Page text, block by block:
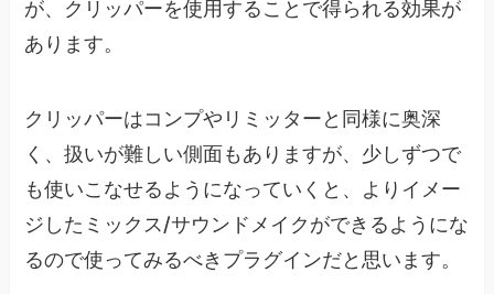
が、クリッパーを使用することで得られる効果が
あります。
クリッパーはコンプやリミッターと同様に奥深
く、扱いが難しい側面もありますが、少しずつで
も使いこなせるようになっていくと、よりイメー
ジしたミックス/サウンドメイクができるようにな
るので使ってみるべきプラグインだと思います。